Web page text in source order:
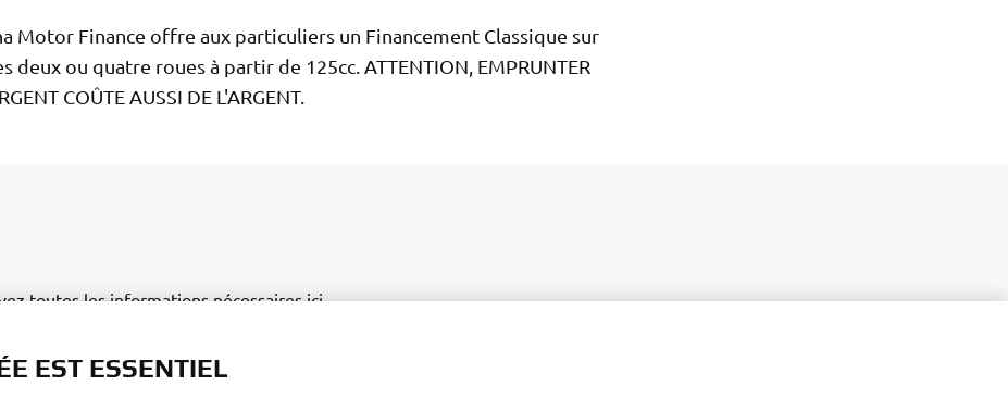
Motor Finance offre aux particuliers un Financement Classique sur
deux ou quatre roues à partir de 125cc. ATTENTION, EMPRUNTER
COÛTE AUSSI DE L'ARGENT.
toutes les informations nécessaires ici...
EST ESSENTIEL